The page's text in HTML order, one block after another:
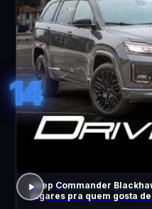
14
Jeep Commander
lugares pra quem gosta